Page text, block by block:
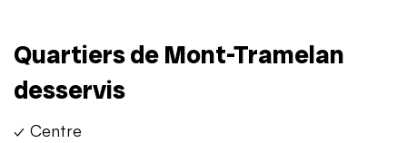
Quartiers de Mont-Tramelan
desservis
✓ Centre